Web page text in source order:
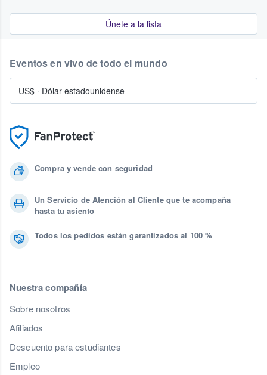
Únete a la lista
Compra y vende con seguridad
Un Servicio de Atención al Cliente que te acompaña
hasta tu asiento
Todos los pedidos están garantizados al 100 %
Nuestra compañía
Sobre nosotros
Afiliados
Descuento para estudiantes
Empleo
Eventos en vivo de todo el mundo
US$ · Dólar estadounidense